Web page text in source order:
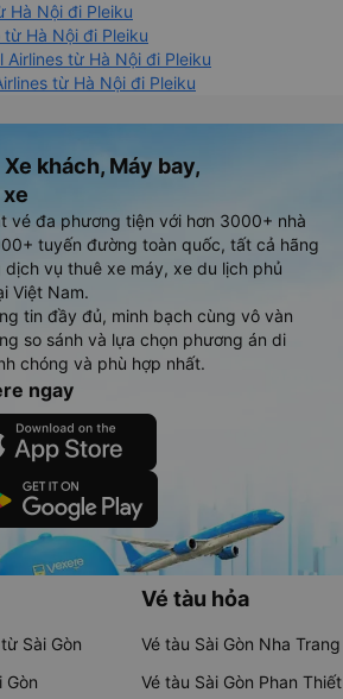
Hà Nội đi Pleiku
Hà Nội đi Pleiku
Airlines từ Hà Nội đi Pleiku
từ Hà Nội đi Pleiku
khách, Máy bay,
vé đa phương tiện với hơn 3000+ nhà
tuyến đường toàn quốc, tất cả hãng
vụ thuê xe máy, xe du lịch phủ
Việt Nam.
tin đầy đủ, minh bạch cùng vô vàn
so sánh và lựa chọn phương án di
chóng và phù hợp nhất.
ngay
Sài Gòn
Gòn
Vé tàu hỏa
Vé tàu Sài Gòn Nha Trang
Vé tàu Sài Gòn Phan Thiết